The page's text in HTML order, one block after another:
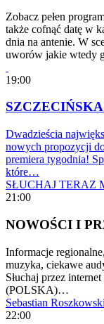
Zobacz pełen
także cofnąć datę w
dnia na antenie. W
uworów jakie wtedy
19:00
Dwadzieścia
nowych propozycji
premiera tygodnia!
które…
SŁUCHAJ TERAZ
21:00
NOWOŚCI I
Informacje
muzyka, ciekawe
Słuchaj przez
(POLSKA)…
Sebastian Roszkowski
22:00